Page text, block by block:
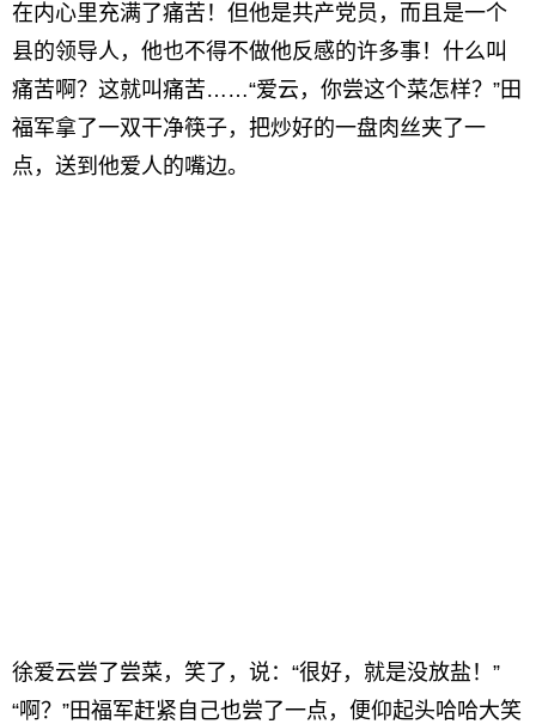
在内心里充满了痛苦！但他是共产党员，而且是一个
县的领导人，他也不得不做他反感的许多事！什么叫
痛苦啊？这就叫痛苦……“爱云，你尝这个菜怎样？”田
福军拿了一双干净筷子，把炒好的一盘肉丝夹了一
点，送到他爱人的嘴边。
徐爱云尝了尝菜，笑了，说：“很好，就是没放盐！”
“啊？”田福军赶紧自己也尝了一点，便仰起头哈哈大笑